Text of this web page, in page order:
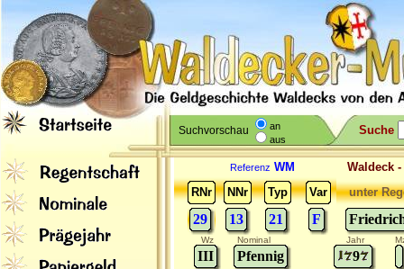
Suchvorschau
an
aus
Suche
Referenz WM
RNr
NNr Typ Var
29 13 21 F
unter
Wz Nominal Jahr
III Pfennig 9